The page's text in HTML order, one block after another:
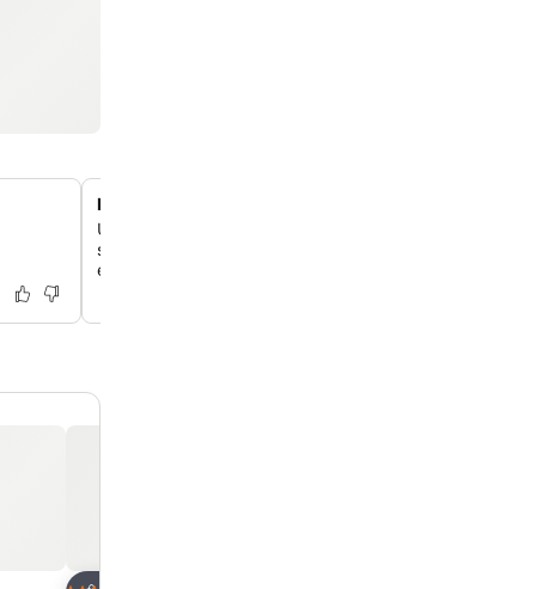
N-Gels skönhetssalong och spabehandlingar
Unna dig föryngrande behandlingar på N-Gels, hotellets
skönhetssalong. De erbjuder tjänster som massage
en bortskämd upplevelse.